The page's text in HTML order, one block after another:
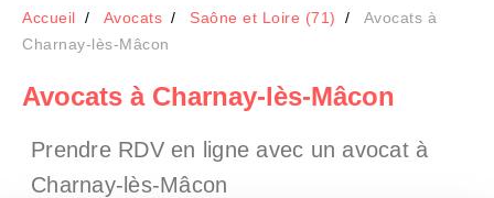
Accueil Avocats Saône et Loire (71)
Avocats à
Charnay-lès-Mâcon
Avocats à Charnay-lès-Mâcon
Prendre RDV en ligne avec un avocat à
Charnay-lès-Mâcon